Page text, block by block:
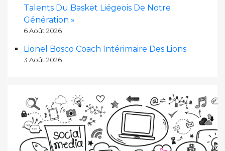
Talents Du Basket Liégeois De Notre
Génération »
6 Août 2026
Lionel Bosco Coach Intérimaire Des Lions
3 Août 2026